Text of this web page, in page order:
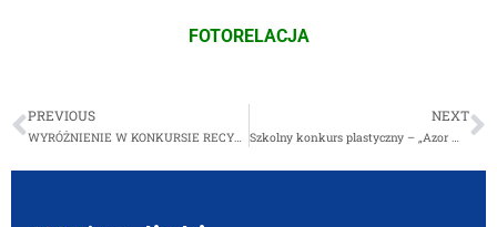
FOTORELACJA
PREVIOUS
WYRÓŻNIENIE W KONKURSIE RECYTATORSKIM
NEXT
Szkolny konkurs plastyczny – „Azor moim przyjacielem”